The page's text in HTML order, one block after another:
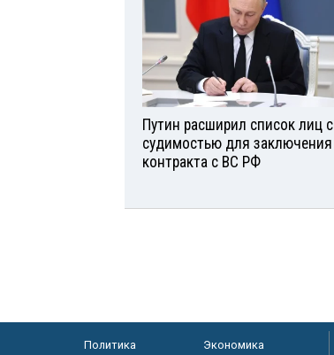
Путин расширил список лиц с
судимостью для заключения
контракта с ВС РФ
Политика Экономика